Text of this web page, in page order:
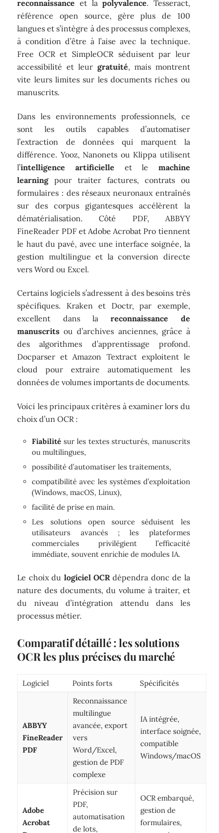
reconnaissance et lapolyvalence. Tesseract,
référence open source, gère plus de 100
langues et s’intègre à des processus complexes,
à condition d’être à l’aise avec la technique.
Free OCR et SimpleOCR séduisent par leur
accessibilité et leur gratuité, mais montrent
vite leurs limites sur les documents riches ou
manuscrits.
Dans les environnements professionnels, ce
sont les outils capables d’automatiser
l’extraction de données qui marquent la
différence. Yooz, Nanonets ou Klippa utilisent
l’intelligence artificielle et le machine
learningpour traiter factures, contrats ou
formulaires : des réseaux neuronaux entraînés
sur des corpus gigantesques accélèrent la
dématérialisation. Côté PDF, ABBYY
FineReader PDF et Adobe Acrobat Pro tiennent
le haut du pavé, avec une interface soignée, la
gestion multilingue et la conversion directe
vers Word ou Excel.
Certains logiciels s’adressent à des besoins très
spécifiques. Kraken et Doctr, par exemple,
excellent dans lareconnaissance de
manuscrits ou d’archives anciennes, grâce à
des algorithmes d’apprentissage profond.
Docparser et Amazon Textract exploitent le
cloud pour extraire automatiquement les
données de volumes importants de documents.
Voici les principaux critères à examiner lors du
choix d’un OCR :
Fiabilité sur les textes structurés, manuscrits
ou multilingues,
possibilité d’automatiser les traitements,
compatibilité avec les systèmes d’exploitation
(Windows, macOS, Linux),
facilité de prise en main.
Les solutions open source séduisent les
utilisateurs avancés ; les plateformes
commerciales privilégient l’efficacité
immédiate, souvent enrichie de modules IA.
Le choix du logiciel OCR dépendra donc de la
nature des documents, du volume à traiter, et
du niveau d’intégration attendu dans les
processus métier.
Comparatif détaillé : les solutions
OCR les plus précises du marché
Logiciel Points forts Spécificités
ABBYY
FineReader
PDF
Reconnaissance
multilingue
avancée, export
vers
Word/Excel,
gestion de PDF
complexe
IA intégrée,
interface soignée,
compatible
Windows/macOS
Adobe
Acrobat
Précision sur
PDF,
automatisation
de lots,
OCR embarqué,
gestion de
formulaires,